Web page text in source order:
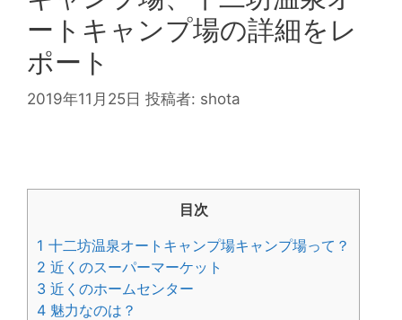
ートキャンプ場の詳細をレ
ポート
2019年11月25日 投稿者: shota
目次
1 十二坊温泉オートキャンプ場キャンプ場って？
2 近くのスーパーマーケット
3 近くのホームセンター
4 魅力なのは？